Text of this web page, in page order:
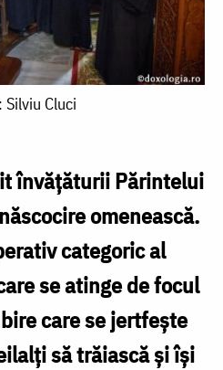
Silviu Cluci
învățăturii Părintelui
omenească.
categoric al
se atinge de focul
care se jertfește
să trăiască și își